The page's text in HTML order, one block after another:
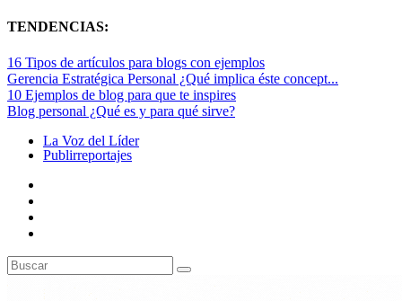
TENDENCIAS:
16 Tipos de artículos para blogs con ejemplos
Gerencia Estratégica Personal ¿Qué implica éste concept...
10 Ejemplos de blog para que te inspires
Blog personal ¿Qué es y para qué sirve?
La Voz del Líder
Publirreportajes